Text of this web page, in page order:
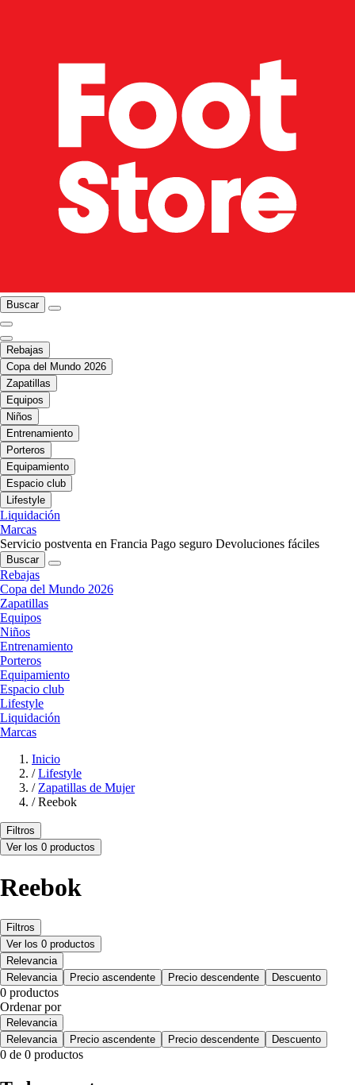
Buscar
Rebajas
Copa del Mundo 2026
Zapatillas
Equipos
Niños
Entrenamiento
Porteros
Equipamiento
Espacio club
Lifestyle
Liquidación
Marcas
Servicio postventa en Francia Pago seguro Devoluciones fáciles
Buscar
Rebajas
Copa del Mundo 2026
Zapatillas
Equipos
Niños
Entrenamiento
Porteros
Equipamiento
Espacio club
Lifestyle
Liquidación
Marcas
Inicio
/ Lifestyle
/ Zapatillas de Mujer
/ Reebok
Filtros
Ver los 0 productos
Reebok
Filtros
Ver los 0 productos
Relevancia
Relevancia
Precio ascendente Precio descendente Descuento
0 productos
Ordenar por
Relevancia
Relevancia
Precio ascendente Precio descendente Descuento
0 de 0 productos